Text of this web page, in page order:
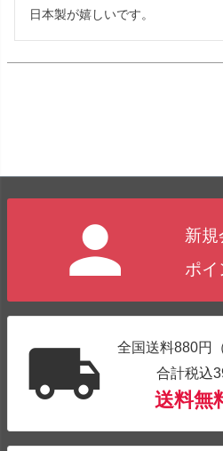
日本製が嬉しいです。
新規
ポイ
全国送料880円
合計税込
送料無